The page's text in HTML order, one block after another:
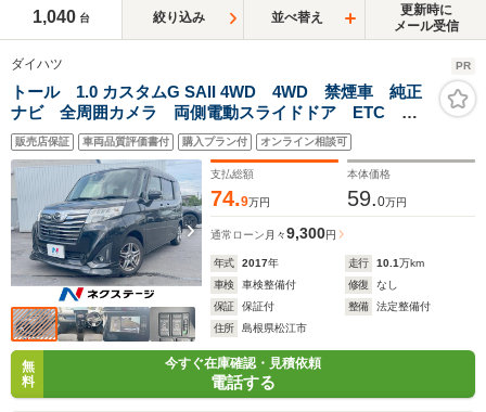
1,040 台 絞り込み 並べ替え
更新時に
メール受信
ダイハツ PR
トール 1.0 カスタムG SAII 4WD 4WD 禁煙車 純正
ナビ 全周囲カメラ 両側電動スライドドア ETC 衝
突被害軽減システム クルーズコントロール LEDヘッ
ドライト フルセグ CD・DVD再生 Bluetooth
販売店保証 車両品質評価書付 購入プラン付 オンライン相談可
支払総額
74.9万円
本体価格
59.0万円
通常ローン 月々9,300円
年式 2017年 走行 10.1万km
車検
車検整備付 修復
なし
保証
保証付 整備
法定整備付
住所
島根県松江市
無
料
今すぐ在庫確認・見積依頼
電話する